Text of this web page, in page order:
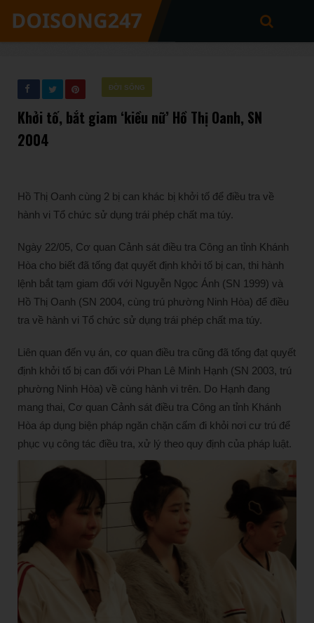
ĐỜI SỐNG
Khởi tố, bắt giam ‘kiều nữ’ Hồ Thị Oanh, SN
2004
Hồ Thị Oanh cùng 2 bị can khác bị khởi tố để điều tra về
hành vi Tổ chức sử dụng trái phép chất ma túy.
Ngày 22/05, Cơ quan Cảnh sát điều tra Công an tỉnh Khánh
Hòa cho biết đã tống đạt quyết định khởi tố bị can, thi hành
lệnh bắt tạm giam đối với Nguyễn Ngọc Ánh (SN 1999) và
Hồ Thị Oanh (SN 2004, cùng trú phường Ninh Hòa) để điều
tra về hành vi Tổ chức sử dụng trái phép chất ma túy.
Liên quan đến vụ án, cơ quan điều tra cũng đã tống đạt quyết
định khởi tố bị can đối với Phan Lê Minh Hạnh (SN 2003, trú
phường Ninh Hòa) về cùng hành vi trên. Do Hạnh đang
mang thai, Cơ quan Cảnh sát điều tra Công an tỉnh Khánh
Hòa áp dụng biện pháp ngăn chặn cấm đi khỏi nơi cư trú để
phục vụ công tác điều tra, xử lý theo quy định của pháp luật.